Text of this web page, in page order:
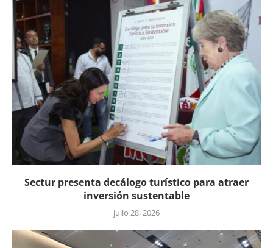
Sectur presenta decálogo turístico para atraer
inversión sustentable
julio 28, 2026